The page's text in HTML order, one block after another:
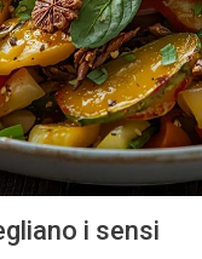
i sensi